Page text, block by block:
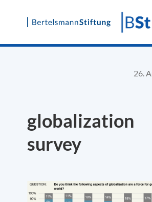
Skip
26.
globalization
survey